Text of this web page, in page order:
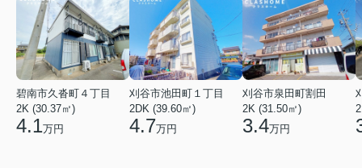
碧南市久沓町４丁目
2K (30.37㎡)
4.1万円
刈谷市池田町１丁目
2DK (39.60㎡)
4.7万円
刈谷市泉田町割田
2K (31.50㎡)
3.4万円